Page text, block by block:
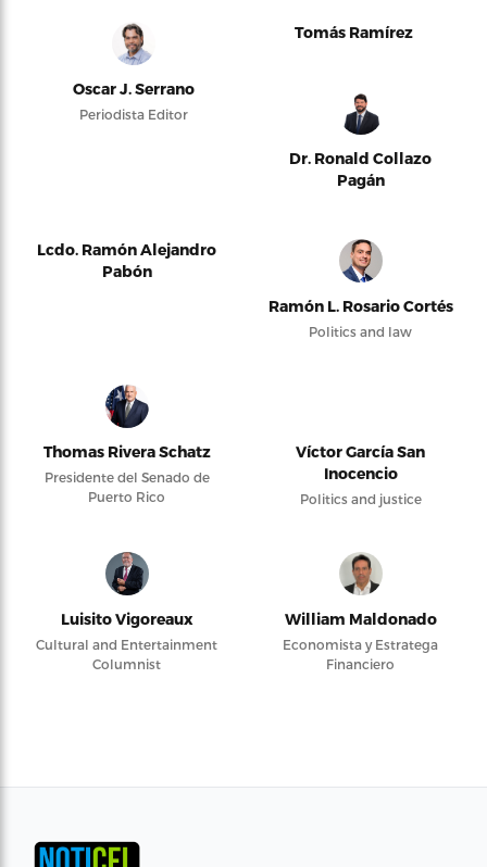
Oscar J. Serrano
Periodista Editor
Tomás Ramírez
Dr. Ronald Collazo
Pagán
Lcdo. Ramón Alejandro
Pabón
Ramón L. Rosario Cortés
Politics and law
Thomas Rivera Schatz
Presidente del Senado de
Puerto Rico
Víctor García San
Inocencio
Politics and justice
Luisito Vigoreaux
Cultural and Entertainment
Columnist
William Maldonado
Economista y Estratega
Financiero